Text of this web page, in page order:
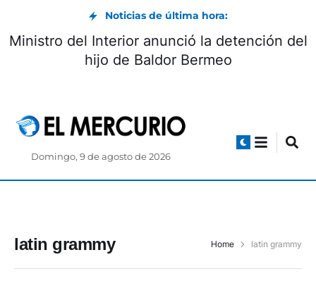
Noticias de última hora:
Ministro del Interior anunció la detención del
hijo de Baldor Bermeo
Domingo, 9 de agosto de 2026
latin grammy Home latin grammy